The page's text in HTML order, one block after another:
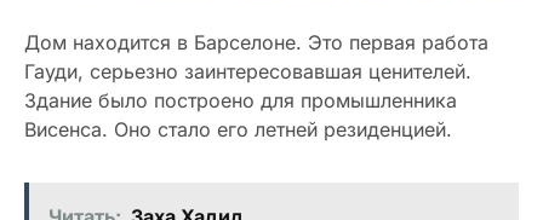
Дом находится в Барселоне. Это первая работа
Гауди, серьезно заинтересовавшая ценителей.
Здание было построено для промышленника
Висенса. Оно стало его летней резиденцией.